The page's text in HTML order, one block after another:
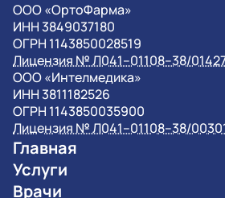
OOO «ОртоФарма»
ИНН 3849037180
ОГРН 1143850028519
Лицензия № Л041–01108–38/
OOO «Интелмедика»
ИНН 3811182526
ОГРН 1143850035900
Лицензия № Л041–01108–38/
Главная
Услуги
Врачи